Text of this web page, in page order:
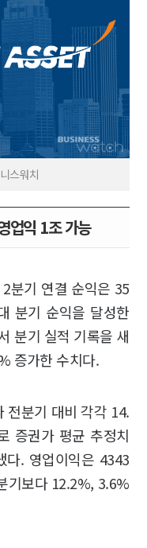
스워치
업익 1조 가능
분기 연결 순익은 35
분기 순익을 달성한
분기 실적 기록을 새
증가한 수치다.
전분기 대비 각각 14.
증권가 평균 추정치
. 영업이익은 4343
기보다 12.2%, 3.6%